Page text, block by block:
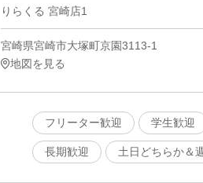
りらくる 宮崎店1
宮崎県宮崎市大塚町京園3113-1
地図を見る
フリーター歓迎
学生歓迎
長期歓迎 土日どちらか＆